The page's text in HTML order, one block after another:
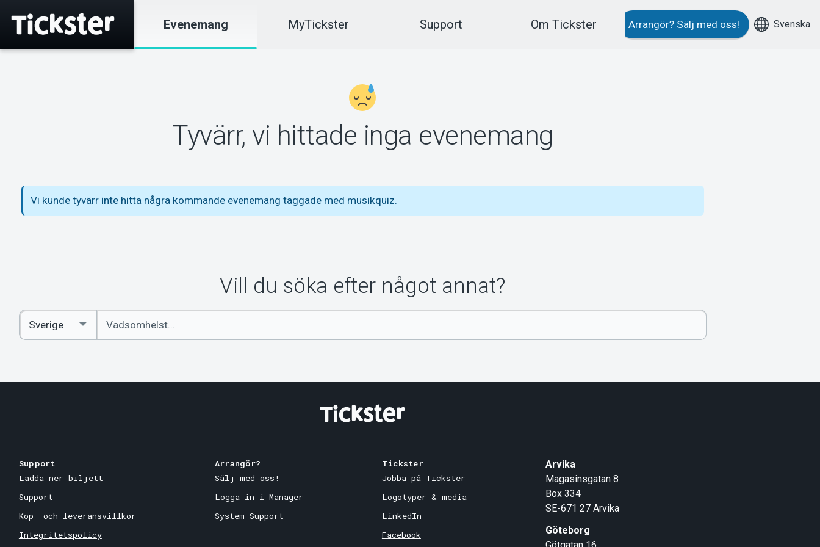
Evenemang MyTickster Support Om Tickster Arrangör? Sälj med oss! Svenska
Tyvärr, vi hittade inga evenemang
Vi kunde tyvärr inte hitta några kommande evenemang taggade med musikquiz.
Vill du söka efter något annat?
Ange
sökord
Select
Country
Support
Ladda ner biljett
Support
Köp- och leveransvillkor
Integritetspolicy
Arrangör?
Sälj med oss!
Logga in i Manager
System Support
Tickster
Jobba på Tickster
Logotyper & media
LinkedIn
Facebook
Arvika
Magasinsgatan 8
Box 334
SE-671 27 Arvika
Göteborg